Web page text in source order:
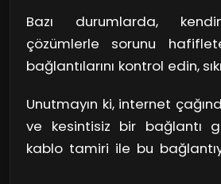
yönlendiricinizin durumunu
burada değilse, fiber
olabilir.
vardır. Ancak, bu tip acil
sağlayıcınızın iletişim
hemen aramalısınız.
bölgesinin trafik
bulundurmalısınız; böylece
en aza indirebilirsiniz.
Bazı durumlarda,
çözümlerle sorunu
bağlantılarını kontrol edin,
varsa, geçici bir çözüm
bandı kullanabilirsiniz.
çözümler, kalıcı bir çözüm
Unutmayın ki, internet
ve kesintisiz bir bağlantı
kablo tamiri ile bu